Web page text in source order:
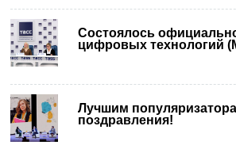
Состоялось
цифровых технологий
Лучшим
поздравления!